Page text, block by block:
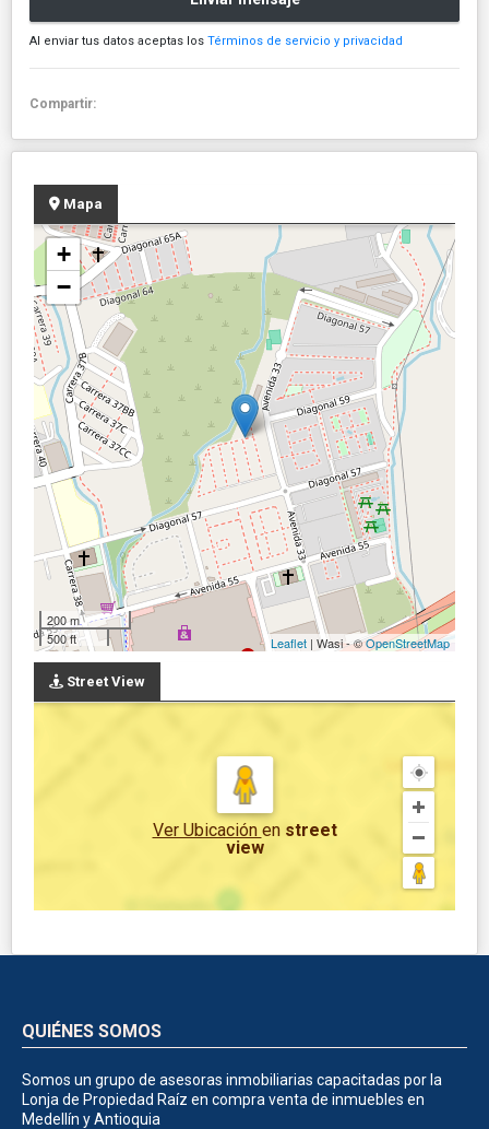
Al enviar tus datos aceptas los Términos de servicio y privacidad
Compartir:
Mapa
+
−
200 m
500 ft
Leaflet | Wasi - ©OpenStreetMap
Street View
Ver Ubicación en street
view
QUIÉNES SOMOS
Somos un grupo de asesoras inmobiliarias capacitadas por la
Lonja de Propiedad Raíz en compra venta de inmuebles en
Medellín y Antioquia